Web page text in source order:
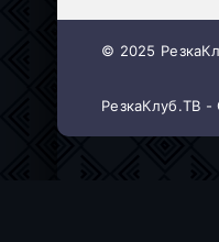
© 2025
РезкаКлуб.ТВ